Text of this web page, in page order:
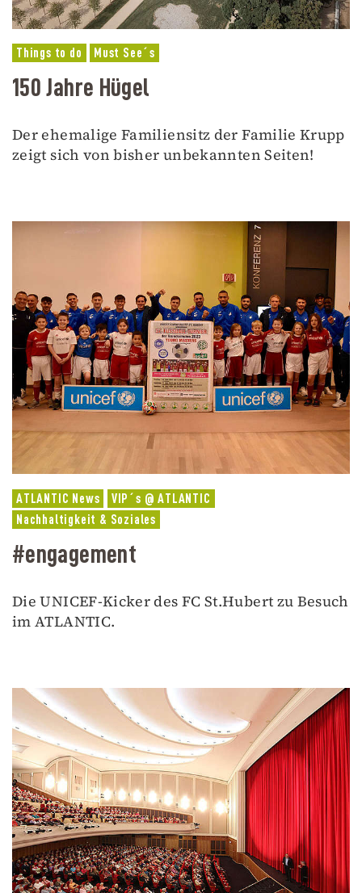
Things to do Must See´s
150 Jahre Hügel
Der ehemalige Familiensitz der Familie Krupp
zeigt sich von bisher unbekannten Seiten!
ATLANTIC News
VIP´s @ ATLANTIC
Nachhaltigkeit & Soziales
#engagement
Die UNICEF-Kicker des FC St.Hubert zu Besuch
im ATLANTIC.